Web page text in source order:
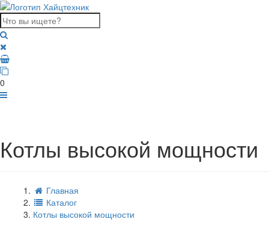
0
Котлы высокой мощности
Главная
Каталог
Котлы высокой мощности